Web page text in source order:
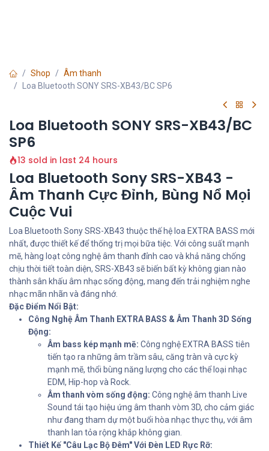
Shop
Âm thanh
Loa Bluetooth SONY SRS-XB43/BC SP6
Loa Bluetooth SONY SRS-XB43/BC
SP6
13 sold in last 24 hours
Loa Bluetooth Sony SRS-XB43 -
Âm Thanh Cực Đỉnh, Bùng Nổ Mọi
Cuộc Vui
Loa Bluetooth Sony SRS-XB43 thuộc thế hệ loa EXTRA BASS mới
nhất, được thiết kế để thống trị mọi bữa tiệc. Với công suất mạnh
mẽ, hàng loạt công nghệ âm thanh đỉnh cao và khả năng chống
chịu thời tiết toàn diện, SRS-XB43 sẽ biến bất kỳ không gian nào
thành sân khấu âm nhạc sống động, mang đến trải nghiệm nghe
nhạc mãn nhãn và đáng nhớ.
Đặc Điểm Nổi Bật:
Công Nghệ Âm Thanh EXTRA BASS & Âm Thanh 3D Sống
Động:
Âm bass kép mạnh mẽ: Công nghệ EXTRA BASS tiên
tiến tạo ra những âm trầm sâu, căng tràn và cực kỳ
mạnh mẽ, thổi bùng năng lượng cho các thể loại nhạc
EDM, Hip-hop và Rock.
Âm thanh vòm sống động: Công nghệ âm thanh Live
Sound tái tạo hiệu ứng âm thanh vòm 3D, cho cảm giác
như đang tham dự một buổi hòa nhạc thực thụ, với âm
thanh lan tỏa rộng khắp không gian.
Thiết Kế "Câu Lạc Bộ Đêm" Với Đèn LED Rực Rỡ: